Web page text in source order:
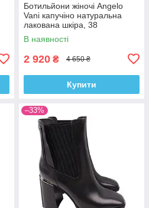
Ботильйони жіночі Angelo
Vani капучіно натуральна
лакована шкіра, 38
В наявності
2 920 ₴ 4 650 ₴
Купити
–33%